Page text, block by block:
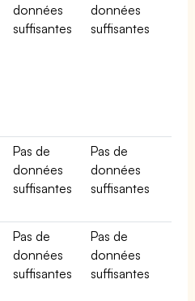
données
suffisantes
données
suffisantes
Pas de
données
suffisantes
Pas de
données
suffisantes
Pas de
données
suffisantes
Pas de
données
suffisantes